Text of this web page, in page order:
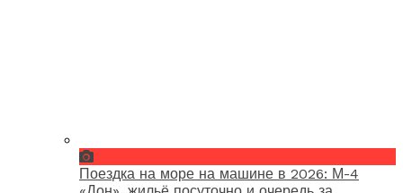
Поездка на море на машине в 2026: М-4